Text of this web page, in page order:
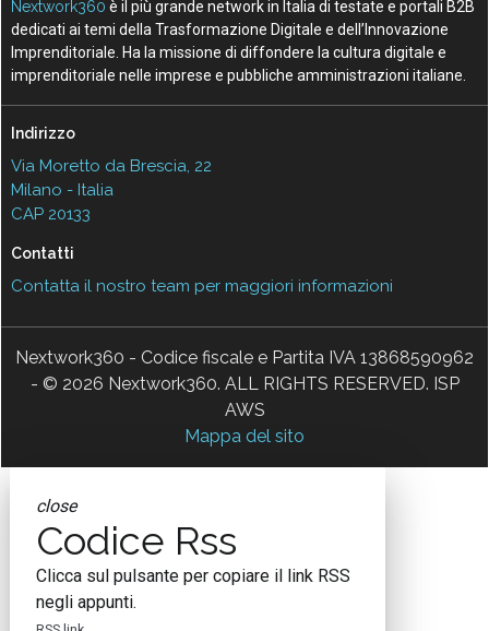
Nextwork360 è il più grande network in Italia di testate e portali B2B
dedicati ai temi della Trasformazione Digitale e dell’Innovazione
Imprenditoriale. Ha la missione di diffondere la cultura digitale e
imprenditoriale nelle imprese e pubbliche amministrazioni italiane.
Indirizzo
Via Moretto da Brescia, 22
Milano - Italia
CAP 20133
Contatti
Contatta il nostro team per maggiori informazioni
Nextwork360 - Codice fiscale e Partita IVA 13868590962
- © 2026 Nextwork360. ALL RIGHTS RESERVED. ISP
AWS
Mappa del sito
close
Codice Rss
Clicca sul pulsante per copiare il link RSS
negli appunti.